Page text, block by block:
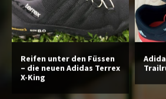
Reifen unter den Füssen
– die neuen Adidas Terrex
X-King